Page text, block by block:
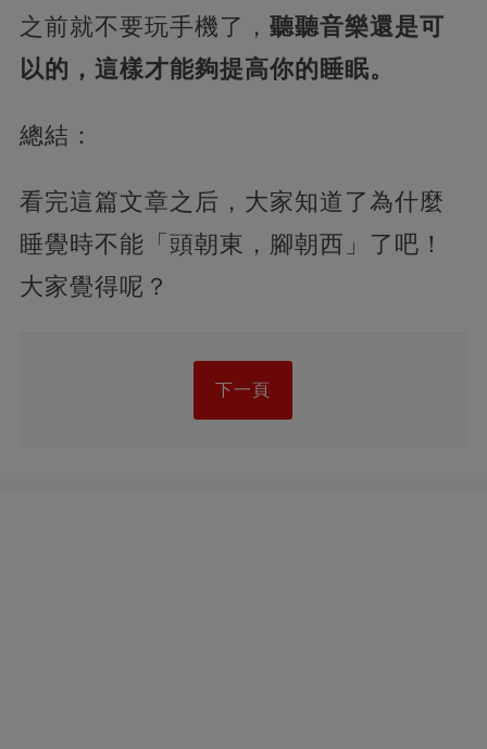
之前就不要玩手機了， 聽聽音樂還是可
以的，這樣才能夠提高你的睡眠。
總結：
看完這篇文章之后，大家知道了為什麼
睡覺時不能「頭朝東，腳朝西」了吧！
大家覺得呢？
下一頁